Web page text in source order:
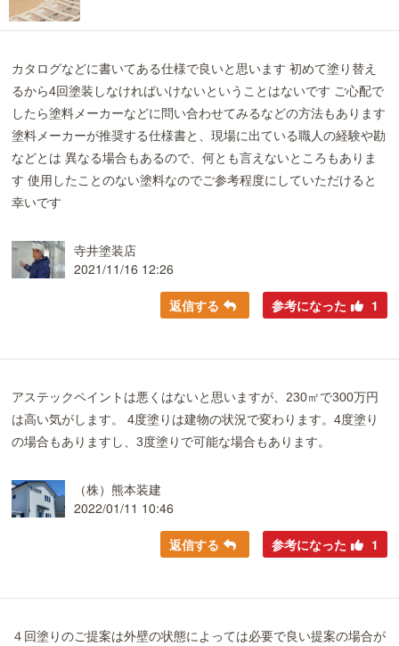
カタログなどに書いてある仕様で良いと思います 初めて塗り替え
るから4回塗装しなければいけないということはないです ご心配で
したら塗料メーカーなどに問い合わせてみるなどの方法もあります
塗料メーカーが推奨する仕様書と、現場に出ている職人の経験や勘
などとは 異なる場合もあるので、何とも言えないところもありま
す 使用したことのない塗料なのでご参考程度にしていただけると
幸いです
寺井塗装店
2021/11/16 12:26
返信する 参考になった 1
アステックペイントは悪くはないと思いますが、230㎡で300万円
は高い気がします。 4度塗りは建物の状況で変わります。4度塗り
の場合もありますし、3度塗りで可能な場合もあります。
（株）熊本装建
2022/01/11 10:46
返信する 参考になった 1
４回塗りのご提案は外壁の状態によっては必要で良い提案の場合が